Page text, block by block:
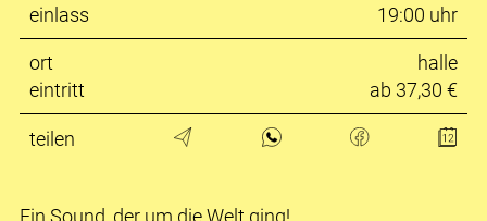
einlass
19:00 uhr
ort
halle
eintritt
ab 37,30 €
teilen
Ein Sound, der um die Welt ging!